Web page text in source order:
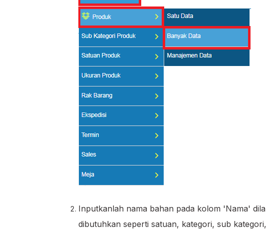
Inputkanlah nama bahan pada kolom 'Nama'
dibutuhkan seperti satuan, kategori, sub